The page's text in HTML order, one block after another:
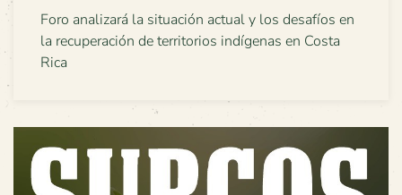
Foro analizará la situación actual y los desafíos en
la recuperación de territorios indígenas en Costa
Rica